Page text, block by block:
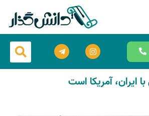
ایران، آمریکا است